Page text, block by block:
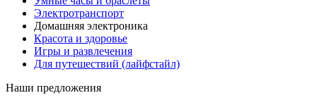
Электротранспорт
Домашняя электроника
Красота и здоровье
Игры и развлечения
Для путешествий (лайфстайл)
Наши предложения